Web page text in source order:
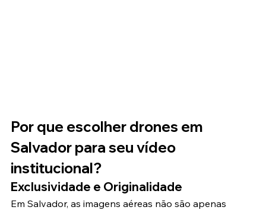
Por que escolher drones em
Salvador para seu vídeo
institucional?
Exclusividade e Originalidade
Em Salvador, as imagens aéreas não são apenas